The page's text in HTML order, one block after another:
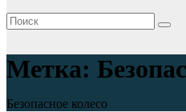
Метка:
Безопасное колесо